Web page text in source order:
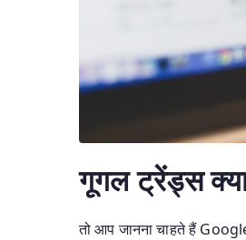
गूगल ट्रेंड्स
तो आप जानना चाहते हैं